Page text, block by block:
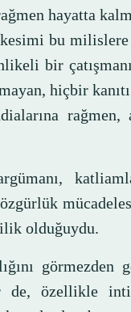
hayatta
bu milislere
bir
hiçbir kanıtı
rağmen,
olduğuydu.
görmezden
özellikle